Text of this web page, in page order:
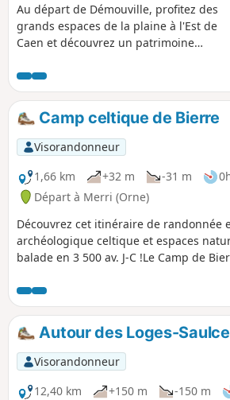
Au départ de Démouville, profitez des
grands espaces de la plaine à l'Est de
Caen et découvrez un patrimoine
faire apprécier.
Camp celtique de Bierre
Visorandonneur
1,66 km
+32 m -31 m
Départ à Merri (Orne)
Découvrez cet itinéraire de randonnée
archéologique celtique et espaces
balade en 3 500 av. J-C !Le Camp de
mieux conservés de l’Ouest de la
Néolithique Moyen sur éperon
de Trun, c’est une zone d’habitat
enceinte de pierre et de terre sèche.
période gallo-romaine, le Camp de
témoignage unique de l’histoire de
en Normandie. Ouvert toute l'année.
Autour des Loges-
Visorandonneur
12,40 km
+150 m -150 m